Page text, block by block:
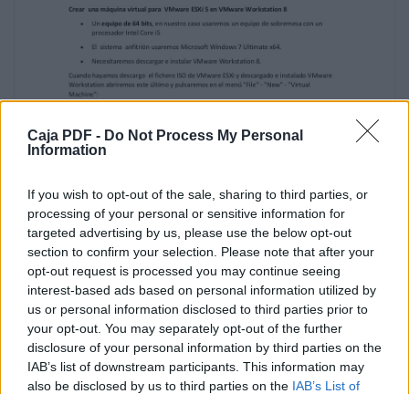
Caja PDF - Do Not Process My Personal
Information
If you wish to opt-out of the sale, sharing to third parties, or
processing of your personal or sensitive information for
targeted advertising by us, please use the below opt-out
section to confirm your selection. Please note that after your
opt-out request is processed you may continue seeing
interest-based ads based on personal information utilized by
us or personal information disclosed to third parties prior to
your opt-out. You may separately opt-out of the further
disclosure of your personal information by third parties on the
IAB’s list of downstream participants. This information may
also be disclosed by us to third parties on the IAB’s List of
Necesitaremos descargar e instalar VMware
Workstation 8.
Cuando hayamos descargo el fichero ISO de
VMware ESXi y descargado e instalado
VMware
Machine":
Marcaremos "Custom (advanced)" y
pulsaremos "Next":
Las posibilidades son:

Typical (recommended): create a Workstation
6.5-7.x virtual machine in a few easy
steps.